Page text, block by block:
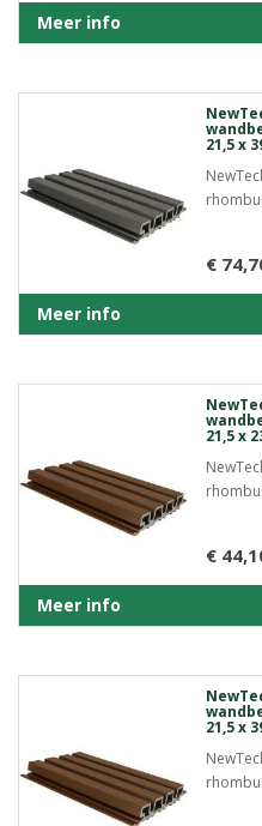
Meer info
21,5 x
€
Meer info
21,5 x
€
Meer info
21,5 x